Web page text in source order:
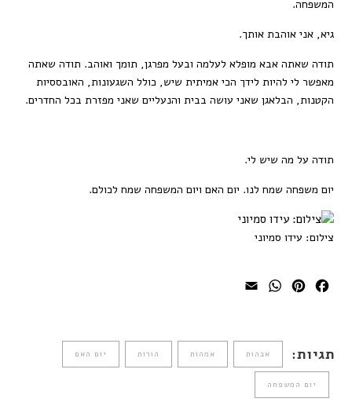
המשפחה.
גיא, אני אוהבת אותך.
תודה שאתה אבא מופלא לעלמה ובעל מפרגן, תומך ואוהב. תודה שאתה
מאפשר לי להיות לידך הכי אמיתית שיש, כולל השגעונות, האובססיות
הקטנות, הבלאגן שאני עושה בבית והנעליים שאני מפזרת בכל החדרים.
תודה על מה שיש לי.
יום משפחה שמח לנו. יום האם ויום המשפחה שמח לכולם.
צילום: עידו סמיוני
Facebook
Pinterest
WhatsApp
תגיות: אבהות אמהות הורות יום האם
יום המשפחה